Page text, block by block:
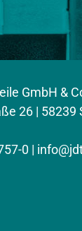
GmbH &
26 | 58239
0 |